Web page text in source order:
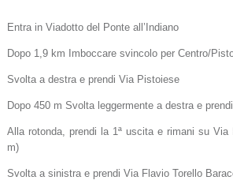
Entra in Viadotto del Ponte all’Indiano
Dopo 1,9 km Imboccare svincolo per Centro/
Svolta a destra e prendi Via Pistoiese
Dopo 450 m Svolta leggermente a destra e
Alla rotonda, prendi la 1ª uscita e rimani su Via
m)
Svolta a sinistra e prendi Via Flavio Torello